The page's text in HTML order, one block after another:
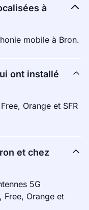
à
mobile à Bron.
ont installé
Orange et SFR
et chez
5G
Free, Orange et